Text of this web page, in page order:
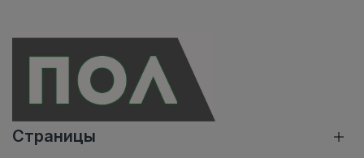
Страницы